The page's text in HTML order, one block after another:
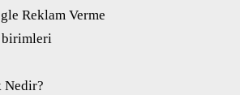
Reklam Verme
birimleri
Nedir?